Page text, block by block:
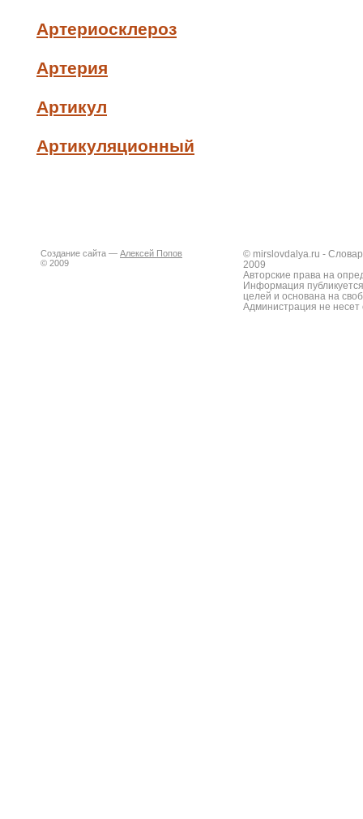
Артериосклероз
Артерия
Артикул
Артикуляционный
Создание сайта — Алексей Попов
© 2009
© mirslovdalya.ru -
2009
Авторские права на
Информация
целей и основана на
Администрация не несет